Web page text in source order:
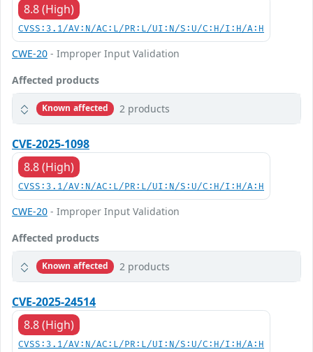
8.8 (High)
CVSS:3.1/AV:N/AC:L/PR:L/UI:N/S:U/C:H/I:H/A:H
CWE-20 - Improper Input Validation
Affected products
Known affected 2 products
CVE-2025-1098
8.8 (High)
CVSS:3.1/AV:N/AC:L/PR:L/UI:N/S:U/C:H/I:H/A:H
CWE-20 - Improper Input Validation
Affected products
Known affected 2 products
CVE-2025-24514
8.8 (High)
CVSS:3.1/AV:N/AC:L/PR:L/UI:N/S:U/C:H/I:H/A:H